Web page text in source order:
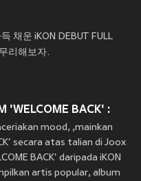
채운 iKON DEBUT FULL
리해보자.
'WELCOME BACK' :
mood, ,mainkan
secara atas talian di Joox
BACK' daripada iKON
artis popular, album